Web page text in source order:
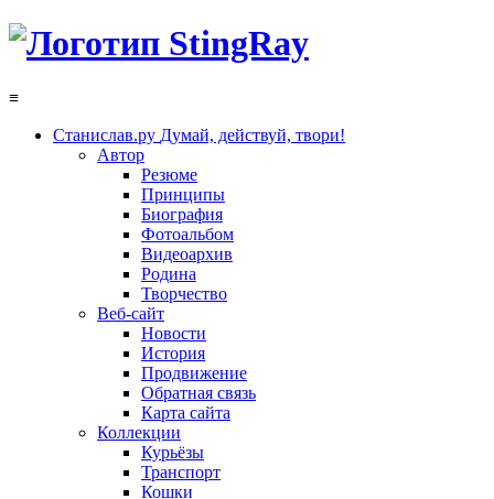
≡
Станислав.ру Думай, действуй, твори!
Автор
Резюме
Принципы
Биография
Фотоальбом
Видеоархив
Родина
Творчество
Веб-сайт
Новости
История
Продвижение
Обратная связь
Карта сайта
Коллекции
Курьёзы
Транспорт
Кошки